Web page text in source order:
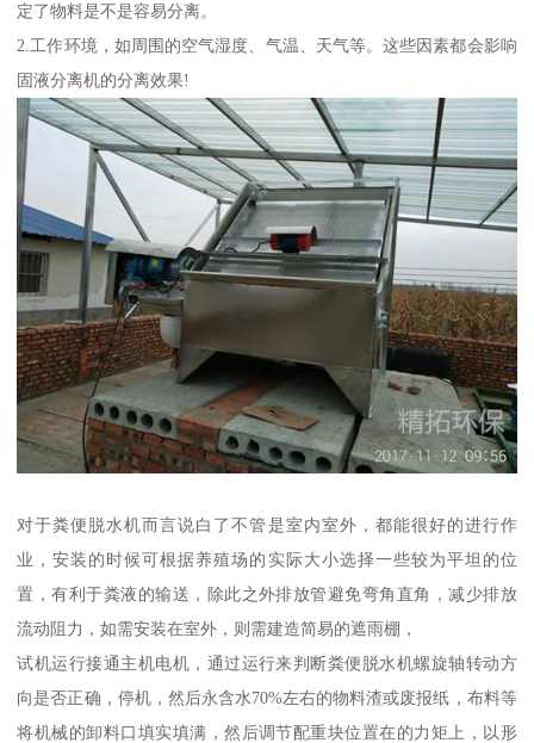
定了物料是不是容易分离。
2.工作环境，如周围的空气湿度、气温、天气等。这些因素都会影响
固液分离机的分离效果!
对于粪便脱水机而言说白了不管是室内室外，都能很好的进行作
业，安装的时候可根据养殖场的实际大小选择一些较为平坦的位
置，有利于粪液的输送，除此之外排放管避免弯角直角，减少排放
流动阻力，如需安装在室外，则需建造简易的遮雨棚，
试机运行接通主机电机，通过运行来判断粪便脱水机螺旋轴转动方
向是否正确，停机，然后永含水70%左右的物料渣或废报纸，布料等
将机械的卸料口填实填满，然后调节配重块位置在的力矩上，以形